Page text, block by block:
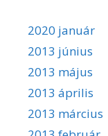
2020 január
2013 június
2013 május
2013 április
2013 március